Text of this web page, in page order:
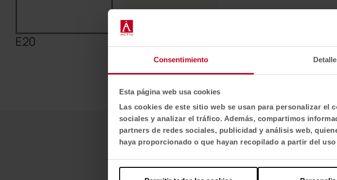
Consentimiento
Esta página web usa cookies
Las cookies de este sitio web se usan para personalizar
sociales y analizar el tráfico. Además, compartimos
partners de redes sociales, publicidad y análisis web,
haya proporcionado o que hayan recopilado a partir del
E20 E00
Technical